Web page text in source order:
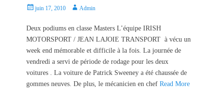
P
s
t
o
n
juin 17, 2010
A
t
h
Admin
Deux podiums en classe Masters L’équipe IRISH
MOTORSPORT / JEAN LAJOIE TRANSPORT à vécu un
week end mémorable et difficile à la fois. La journée de
vendredi a servi de période de rodage pour les deux
voitures . La voiture de Patrick Sweeney a été chaussée de
gommes neuves. De plus, le mécanicien en chef Read More